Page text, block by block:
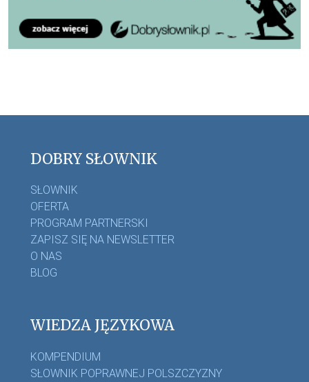
DOBRY SŁOWNIK
SŁOWNIK
OFERTA
PROGRAM PARTNERSKI
ZAPISZ SIĘ NA NEWSLETTER
O NAS
BLOG
WIEDZA JĘZYKOWA
KOMPENDIUM
SŁOWNIK POPRAWNEJ POLSZCZYZNY